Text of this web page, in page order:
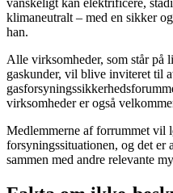
vanskeligt kan elektrificere,
klimaneutralt – med en sikker
han.
Alle virksomheder, som står på
gaskunder, vil blive inviteret til
virksomheder er også
Medlemmerne af forrummet vil
forsyningssituationen, og det er
sammen med andre relevante